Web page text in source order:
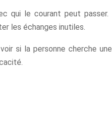
qui le courant peut passer.
les échanges inutiles.
si la personne cherche